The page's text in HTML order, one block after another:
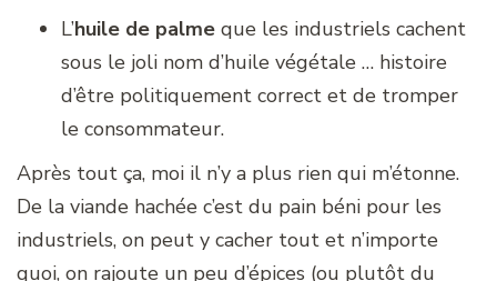
L’huile de palme que les industriels cachent
sous le joli nom d’huile végétale … histoire
d’être politiquement correct et de tromper
le consommateur.
Après tout ça, moi il n’y a plus rien qui m’étonne.
De la viande hachée c’est du pain béni pour les
industriels, on peut y cacher tout et n’importe
quoi, on rajoute un peu d’épices (ou plutôt du